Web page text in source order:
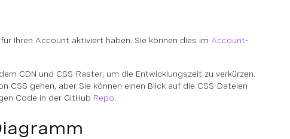
Ihren Account aktiviert haben. Sie können dies im Account-
CDN und CSS-Raster, um die Entwicklungszeit zu verkürzen.
CSS gehen, aber Sie können einen Blick auf die CSS-Dateien
Code in der GitHub Repo.